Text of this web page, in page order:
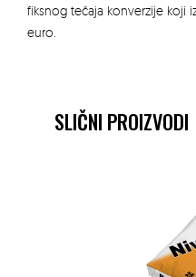
fiksnog tečaja konverzije koji
euro.
SLIČNI PROIZVODI